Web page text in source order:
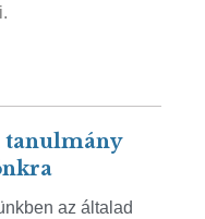
tanulmány
az általad